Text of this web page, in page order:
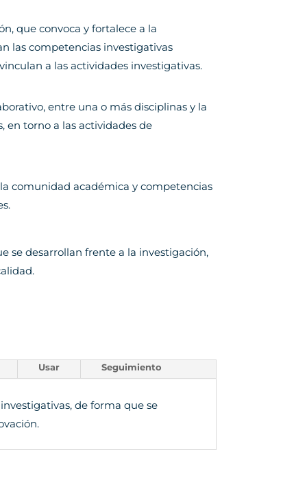
que convoca y fortalece a la
las competencias investigativas
a las actividades investigativas.
entre una o más disciplinas y la
en torno a las actividades de
comunidad académica y competencias
se desarrollan frente a la investigación,
Usar Seguimiento
de forma que se